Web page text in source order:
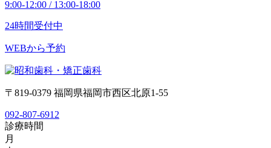
9:00-12:00 / 13:00-18:00
24時間受付中
WEBから予約
〒819-0379 福岡県福岡市西区北原1-55
092-807-6912
診療時間
月